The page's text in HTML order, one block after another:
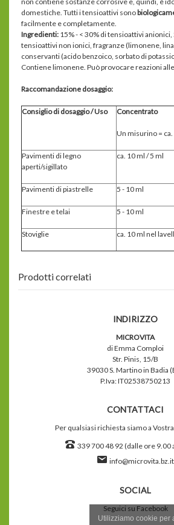
Utilizziamo cookie per
domestiche. Tutti i tensioattivi sono
facilmente e completamente.
Ingredienti: 15% - < 30% di tensioattivi anionici,
tensioattivi non ionici, fragranze (limonene,
conservanti (acido benzoico, sorbato di
Contiene limonene. Può provocare reazioni
Raccomandazione dosaggio:
Consiglio di dosaggio / Uso Concentrato
Un misurino = ca.
Pavimenti di legno
aperti/sigillato
ca. 10 ml / 5 ml
Pavimenti di piastrelle 5 - 10 ml
Finestre e telai 5 - 10 ml
Stoviglie ca. 10 ml nel
Prodotti correlati
INDIRIZZO
MICROVITA
di Emma Comploi
Str. Pinis, 15/B
39030 S. Martino in Badia
P.Iva: IT02538750213
CONTATTACI
Per qualsiasi richiesta siamo a
339 700 48 92 (dalle ore 9.00
info@microvita.bz.it
SOCIAL
Seguici su Facebook